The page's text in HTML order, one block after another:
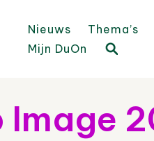
Nieuws Thema’s
Mijn DuOn
Image